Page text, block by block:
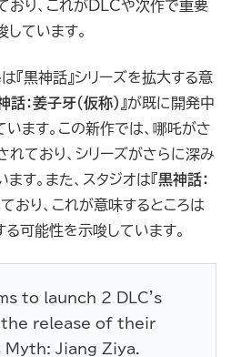
おり、これがDLCや次作で重要
ています。
黒神話』シリーズを拡大する意
話：姜子牙（仮称） 』が既に開発中
ます。この新作では、哪吒がさ
ており、シリーズがさらに深み
す。また、スタジオは『黒神話：
おり、これが意味するところは
可能性を示唆しています。
to launch 2 DLC's
release of their
Jiang Ziya.